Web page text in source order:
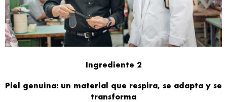
Ingrediente 2
Piel genuina: un material que respira, se adapta y se
transforma